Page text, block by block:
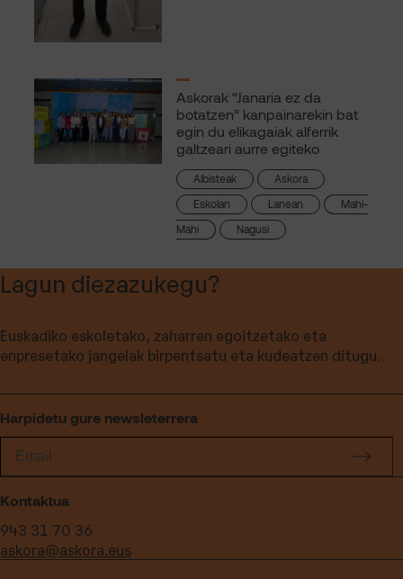
Askorak “Janaria ez da
botatzen” kanpainarekin bat
egin du elikagaiak alferrik
galtzeari aurre egiteko
Albisteak
Askora
Eskolan
Lanean
Mahi-
Mahi
Nagusi
Lagun diezazukegu?
Euskadiko eskoletako, zaharren egoitzetako eta
enpresetako jangelak birpentsatu eta kudeatzen ditugu.
Harpidetu gure newsleterrera
Kontaktua
943 31 70 36
askora@askora.eus